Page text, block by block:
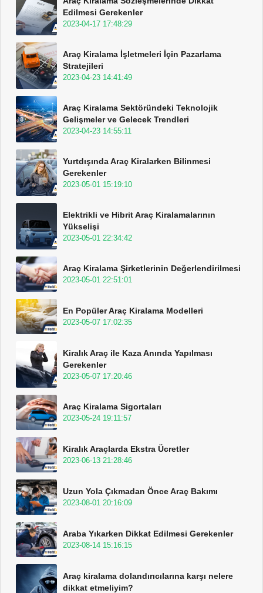
Edilmesi Gerekenler
2023-04-17 17:48:29
Araç Kiralama İşletmeleri İçin Pazarlama
Stratejileri
2023-04-23 14:41:49
Araç Kiralama Sektöründeki Teknolojik
Gelişmeler ve Gelecek Trendleri
2023-04-23 14:55:11
Yurtdışında Araç Kiralarken Bilinmesi
Gerekenler
2023-05-01 15:19:10
Elektrikli ve Hibrit Araç Kiralamalarının
Yükselişi
2023-05-01 22:34:42
Araç Kiralama Şirketlerinin Değerlendirilmesi
2023-05-01 22:51:01
En Popüler Araç Kiralama Modelleri
2023-05-07 17:02:35
Kiralık Araç ile Kaza Anında Yapılması
Gerekenler
2023-05-07 17:20:46
Araç Kiralama Sigortaları
2023-05-24 19:11:57
Kiralık Araçlarda Ekstra Ücretler
2023-06-13 21:28:46
Uzun Yola Çıkmadan Önce Araç Bakımı
2023-08-01 20:16:09
Araba Yıkarken Dikkat Edilmesi Gerekenler
2023-08-14 15:16:15
Araç kiralama dolandırıcılarına karşı nelere
dikkat etmeliyim?